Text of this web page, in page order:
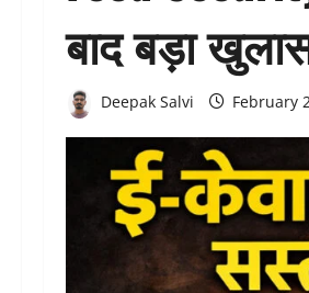
बाद बड़ा
Deepak Salvi February